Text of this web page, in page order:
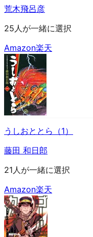
荒木飛呂彦
25人が一緒に選択
Amazon楽天
うしおととら（1）
藤田 和日郎
21人が一緒に選択
Amazon楽天